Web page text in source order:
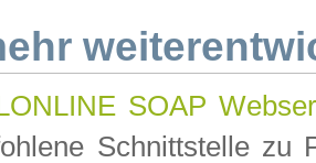
SOAP
Schnittstelle zu